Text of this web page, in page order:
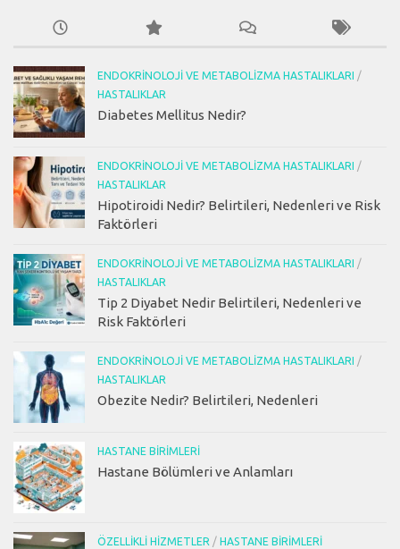
ENDOKRINOLOJI VE METABOLIZMA HASTALIKLARI
/
HASTALIKLAR
Diabetes Mellitus Nedir?
ENDOKRINOLOJI VE METABOLIZMA HASTALIKLARI
/
HASTALIKLAR
Hipotiroidi Nedir? Belirtileri, Nedenleri ve Risk
Faktörleri
ENDOKRINOLOJI VE METABOLIZMA HASTALIKLARI
/
HASTALIKLAR
Tip 2 Diyabet Nedir Belirtileri, Nedenleri ve
Risk Faktörleri
ENDOKRINOLOJI VE METABOLIZMA HASTALIKLARI
/
HASTALIKLAR
Obezite Nedir? Belirtileri, Nedenleri
HASTANE BIRIMLERI
Hastane Bölümleri ve Anlamları
ÖZELLIKLI HIZMETLER / HASTANE BIRIMLERI